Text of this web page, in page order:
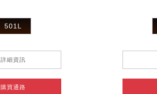
501L
詳細資訊
購買通路